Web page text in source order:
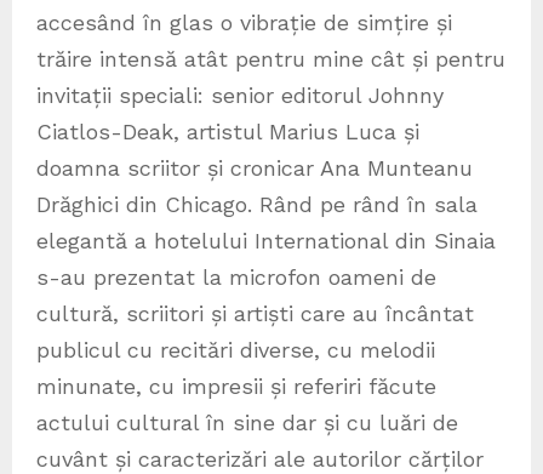
accesând în glas o vibrație de simțire și
trăire intensă atât pentru mine cât și pentru
invitații speciali: senior editorul Johnny
Ciatlos-Deak, artistul Marius Luca și
doamna scriitor și cronicar Ana Munteanu
Drăghici din Chicago. Rând pe rând în sala
elegantă a hotelului International din Sinaia
s-au prezentat la microfon oameni de
cultură, scriitori și artiști care au încântat
publicul cu recitări diverse, cu melodii
minunate, cu impresii și referiri făcute
actului cultural în sine dar și cu luări de
cuvânt și caracterizări ale autorilor cărților